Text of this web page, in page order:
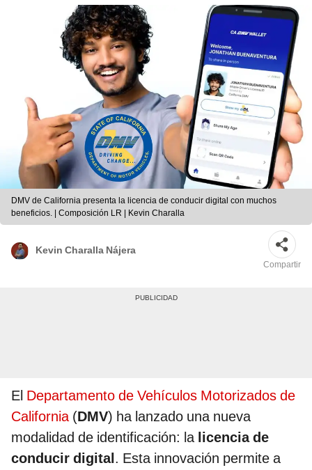
DMV de California presenta la licencia de conducir digital con muchos
beneficios. | Composición LR | Kevin Charalla
Kevin Charalla Nájera
Compartir
El Departamento de Vehículos Motorizados de
California (DMV) ha lanzado una nueva
modalidad de identificación: la licencia de
conducir digital. Esta innovación permite a